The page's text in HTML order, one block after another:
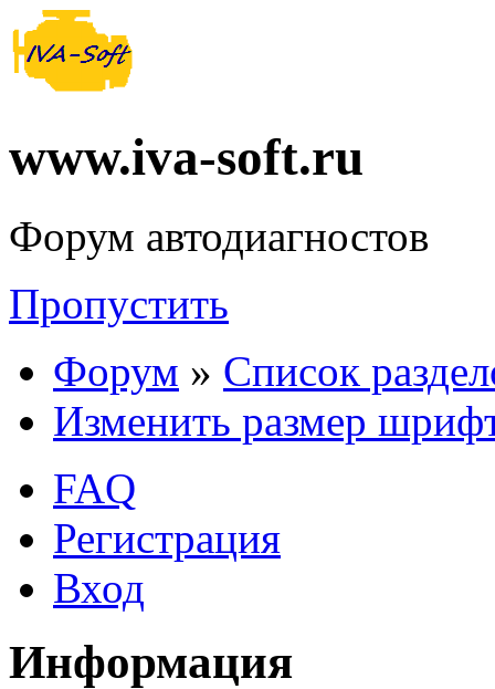
www.iva-soft.ru
Форум автодиагностов
Пропустить
Форум » Список
Изменить размер
FAQ
Регистрация
Вход
Информация